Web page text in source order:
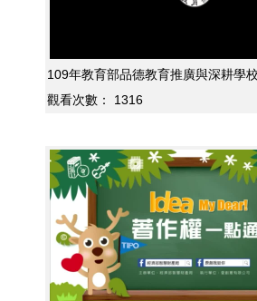
109年教育部品德教育推廣與深耕學校
觀看次數：
1316